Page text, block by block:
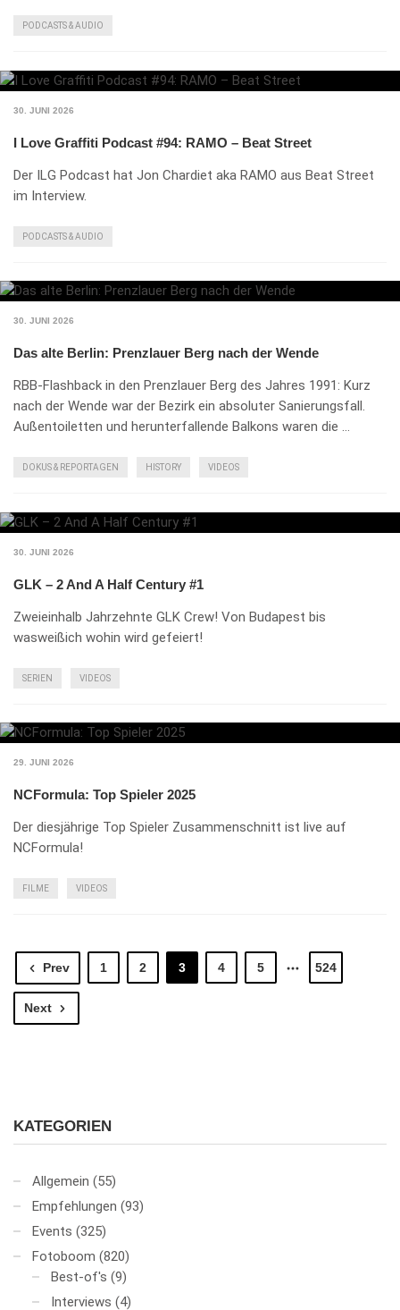
PODCASTS & AUDIO
30. JUNI 2026
I Love Graffiti Podcast #94: RAMO – Beat Street
Der ILG Podcast hat Jon Chardiet aka RAMO aus Beat Street
im Interview.
PODCASTS & AUDIO
30. JUNI 2026
Das alte Berlin: Prenzlauer Berg nach der Wende
RBB-Flashback in den Prenzlauer Berg des Jahres 1991: Kurz
nach der Wende war der Bezirk ein absoluter Sanierungsfall.
Außentoiletten und herunterfallende Balkons waren die …
DOKUS & REPORTAGEN HISTORY VIDEOS
30. JUNI 2026
GLK – 2 And A Half Century #1
Zweieinhalb Jahrzehnte GLK Crew! Von Budapest bis
wasweißich wohin wird gefeiert!
SERIEN VIDEOS
29. JUNI 2026
NCFormula: Top Spieler 2025
Der diesjährige Top Spieler Zusammenschnitt ist live auf
NCFormula!
FILME VIDEOS
Prev 1 2 3 4 5 524
Next
KATEGORIEN
Allgemein (55)
Empfehlungen (93)
Events (325)
Fotoboom (820)
Best-of's (9)
Interviews (4)